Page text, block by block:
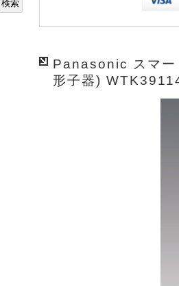
Panasonic スマー
形子器)